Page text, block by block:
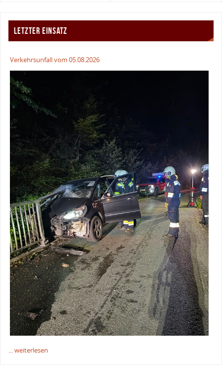
LETZTER EINSATZ
Verkehrsunfall vom 05.08.2026
... weiterlesen